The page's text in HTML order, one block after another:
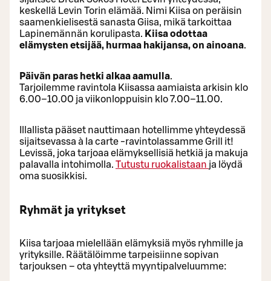
keskellä Levin Torin elämää. Nimi Kiisa on peräisin
saamenkielisestä sanasta Giisa, mikä tarkoittaa
Lapinemännän korulipasta. Kiisa odottaa
elämysten etsijää, hurmaa hakijansa, on ainoana.
Päivän paras hetki alkaa aamulla.
Tarjoilemme ravintola Kiisassa aamiaista arkisin klo
6.00–10.00 ja viikonloppuisin klo 7.00–11.00.
Illallista pääset nauttimaan hotellimme yhteydessä
sijaitsevassa à la carte -ravintolassamme Grill it!
Levissä, joka tarjoaa elämyksellisiä hetkiä ja makuja
palavalla intohimolla. Tutustu ruokalistaan ja löydä
oma suosikkisi.
Ryhmät ja yritykset
Kiisa tarjoaa mielellään elämyksiä myös ryhmille ja
yrityksille. Räätälöimme tarpeisiinne sopivan
tarjouksen – ota yhteyttä myyntipalveluumme: